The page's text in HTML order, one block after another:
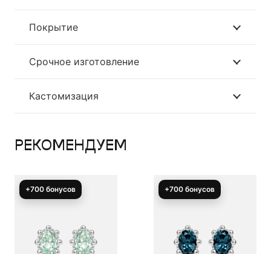
Покрытие
Срочное изготовление
Кастомизация
РЕКОМЕНДУЕМ
+700 бонусов +700 бонусов